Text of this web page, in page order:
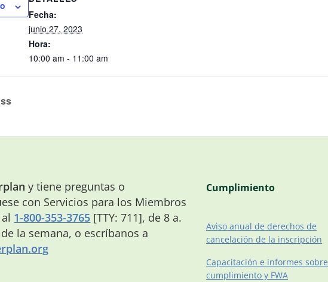
Fecha:
junio 27, 2023
Hora:
10:00 am - 11:00 am
y tiene preguntas o
con Servicios para los Miembros
1-800-353-3765 [TTY: 711], de 8 a.
la semana, o escríbanos a
Cumplimiento
Aviso anual de derechos de
cancelación de la inscripción
Capacitación e informes sobre
cumplimiento y FWA